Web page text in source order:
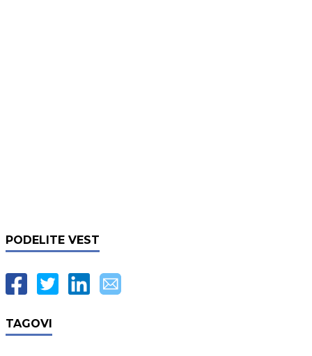
PODELITE VEST
TAGOVI